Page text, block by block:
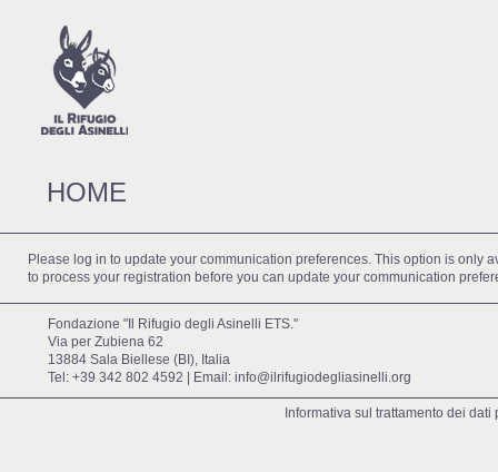
HOME
Please log in to update your communication preferences. This option is only
to process your registration before you can update your communication
Fondazione "Il Rifugio degli Asinelli ETS."
Via per Zubiena 62
13884 Sala Biellese (BI), Italia
Tel: +39 342 802 4592 | Email: info@ilrifugiodegliasinelli.org
Informativa sul trattamento dei dati